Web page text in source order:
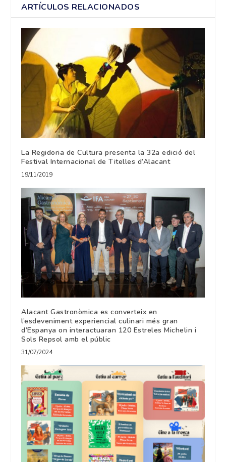
ARTÍCULOS RELACIONADOS
La Regidoria de Cultura presenta la 32a edició del
Festival Internacional de Titelles d’Alacant
19/11/2019
Alacant Gastronòmica es converteix en
l’esdeveniment experiencial culinari més gran
d’Espanya on interactuaran 120 Estreles Michelin i
Sols Repsol amb el públic
31/07/2024